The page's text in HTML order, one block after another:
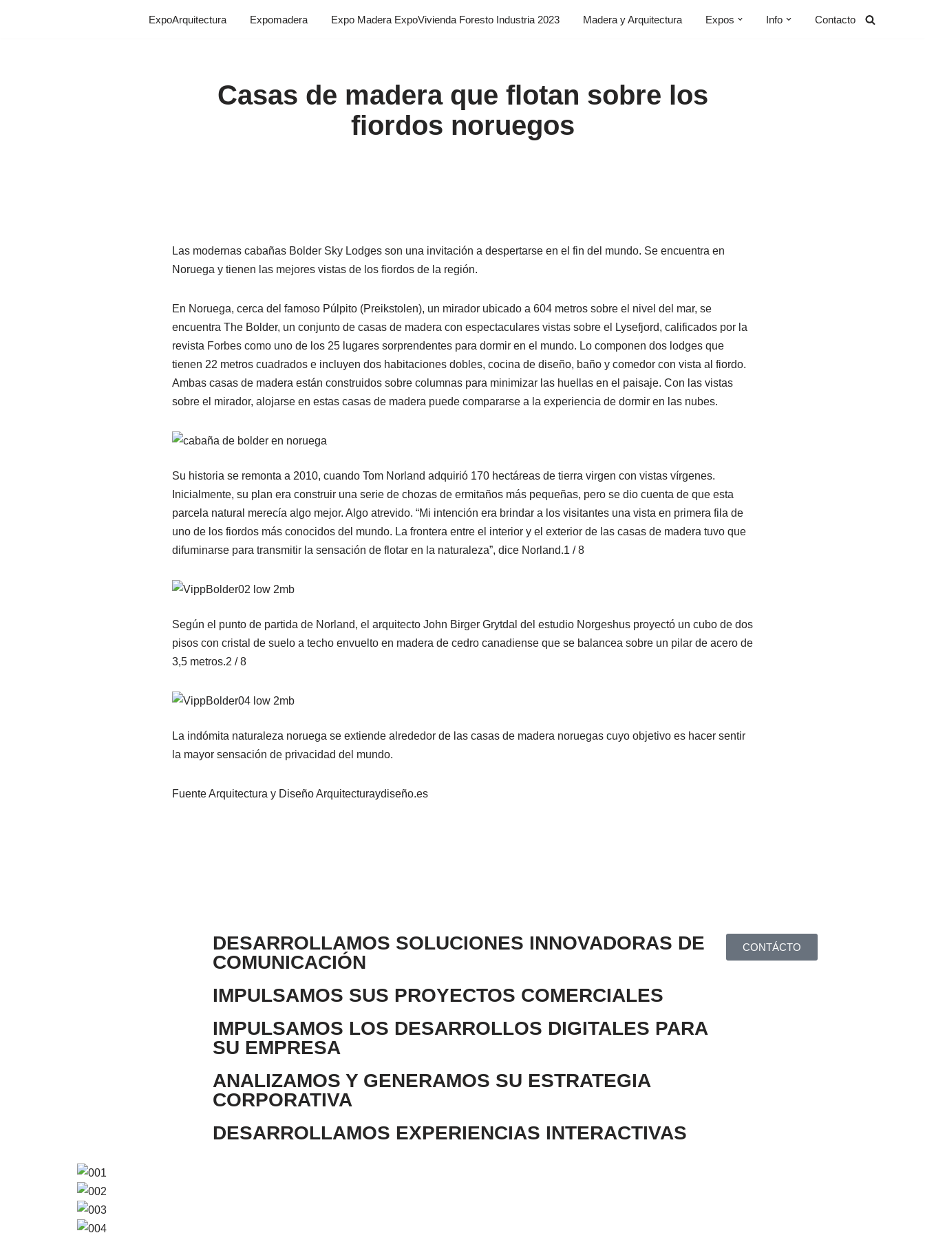
ExpoArquitectura Expomadera Expo Madera ExpoVivienda Foresto Industria 2023 Madera y Arquitectura Expos Info Contacto
Casas de madera que flotan sobre los
fiordos noruegos
Las modernas cabañas Bolder Sky Lodges son una invitación a despertarse en el fin del mundo. Se encuentra en
Noruega y tienen las mejores vistas de los fiordos de la región.
En Noruega, cerca del famoso Púlpito (Preikstolen), un mirador ubicado a 604 metros sobre el nivel del mar, se
encuentra The Bolder, un conjunto de casas de madera con espectaculares vistas sobre el Lysefjord, calificados por la
revista Forbes como uno de los 25 lugares sorprendentes para dormir en el mundo. Lo componen dos lodges que
tienen 22 metros cuadrados e incluyen dos habitaciones dobles, cocina de diseño, baño y comedor con vista al fiordo.
Ambas casas de madera están construidos sobre columnas para minimizar las huellas en el paisaje. Con las vistas
sobre el mirador, alojarse en estas casas de madera puede compararse a la experiencia de dormir en las nubes.
Su historia se remonta a 2010, cuando Tom Norland adquirió 170 hectáreas de tierra virgen con vistas vírgenes.
Inicialmente, su plan era construir una serie de chozas de ermitaños más pequeñas, pero se dio cuenta de que esta
parcela natural merecía algo mejor. Algo atrevido. “Mi intención era brindar a los visitantes una vista en primera fila de
uno de los fiordos más conocidos del mundo. La frontera entre el interior y el exterior de las casas de madera tuvo que
difuminarse para transmitir la sensación de flotar en la naturaleza”, dice Norland.1 / 8
Según el punto de partida de Norland, el arquitecto John Birger Grytdal del estudio Norgeshus proyectó un cubo de dos
pisos con cristal de suelo a techo envuelto en madera de cedro canadiense que se balancea sobre un pilar de acero de
3,5 metros.2 / 8
La indómita naturaleza noruega se extiende alrededor de las casas de madera noruegas cuyo objetivo es hacer sentir
la mayor sensación de privacidad del mundo.
Fuente Arquitectura y Diseño Arquitecturaydiseño.es
DESARROLLAMOS SOLUCIONES INNOVADORAS DE
COMUNICACIÓN
IMPULSAMOS SUS PROYECTOS COMERCIALES
IMPULSAMOS LOS DESARROLLOS DIGITALES PARA
SU EMPRESA
ANALIZAMOS Y GENERAMOS SU ESTRATEGIA
CORPORATIVA
DESARROLLAMOS EXPERIENCIAS INTERACTIVAS
CONTÁCTO